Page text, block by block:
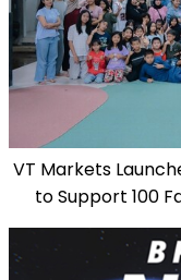
VT Markets
to Support 100